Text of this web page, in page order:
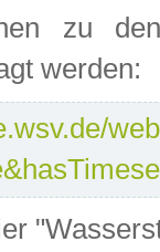
zu
werden: